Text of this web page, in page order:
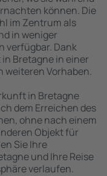
können. Die
im Zentrum als
in weniger
verfügbar. Dank
Bretagne in einer
weiteren Vorhaben.
in Bretagne
dem Erreichen des
ohne nach einem
Objekt für
Sie Ihre
und Ihre Reise
verlaufen.